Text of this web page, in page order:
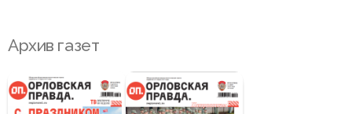
Архив газет